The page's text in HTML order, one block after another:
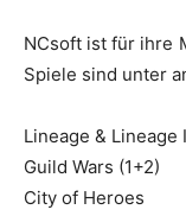
NCsoft ist für ihre
Spiele sind unter
Lineage & Lineage
Guild Wars (1+2)
City of Heroes